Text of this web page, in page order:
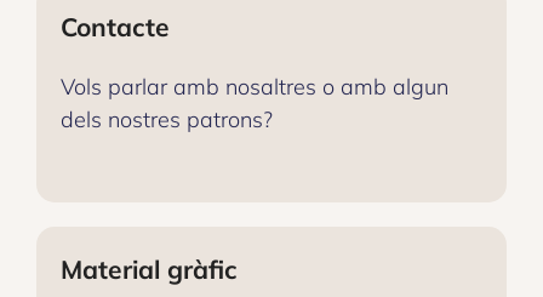
Contacte
Vols parlar amb nosaltres o amb algun
dels nostres patrons?
Material gràfic